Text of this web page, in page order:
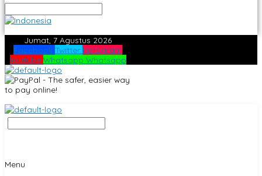
Jumat, 7 Agustus 2026
Facebook Twitter Instagram
Youtube Whatsapp Whatsapp
Menu